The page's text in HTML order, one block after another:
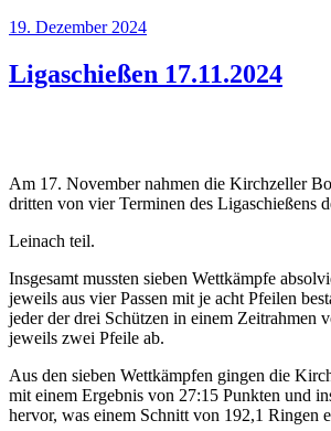
Veröffentlicht
19. Dezember 2024
Ligaschießen 17.11.2024
Am 17. November nahmen die Kirchzeller
dritten von vier Terminen des Ligaschießens
Leinach teil.
Insgesamt mussten sieben Wettkämpfe
jeweils aus vier Passen mit je acht Pfeilen
jeder der drei Schützen in einem Zeitrahmen
jeweils zwei Pfeile ab.
Aus den sieben Wettkämpfen gingen die
mit einem Ergebnis von 27:15 Punkten und
hervor, was einem Schnitt von 192,1 Ringen